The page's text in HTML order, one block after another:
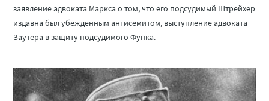
заявление адвоката Маркса о том, что его подсудимый Штрейхер
издавна был убежденным антисемитом, выступление адвоката
Заутера в защиту подсудимого Функа.